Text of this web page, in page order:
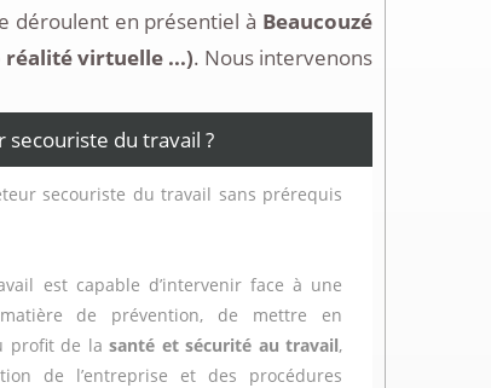
déroulent en présentiel à Beaucouzé
virtuelle ...). Nous intervenons
du travail ?
secouriste du travail sans prérequis
est capable d’intervenir face à une
de prévention, de mettre en
profit de lasanté et sécurité au travail,
de l’entreprise et des procédures